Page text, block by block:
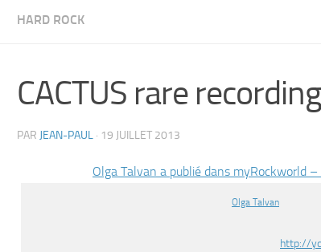
HARD ROCK
CACTUS rare
PAR JEAN-PAUL · 19 JUILLET 2013
Olga Talvan a publié dans myRockworld
Olga Talvan
http://